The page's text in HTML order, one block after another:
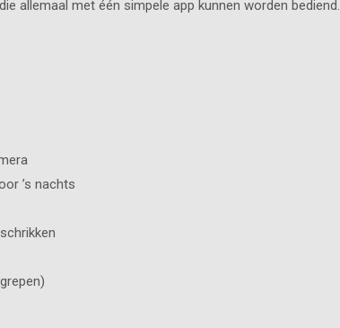
allemaal met één simpele app kunnen worden bediend.
’s nachts